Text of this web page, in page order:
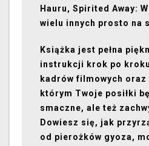
Hauru, Spirited Away:
wielu innych prosto na
Książka jest pełna
instrukcji krok po
kadrów filmowych
którym Twoje posiłki
smaczne, ale też
Dowiesz się, jak
od pierożków gyoza,